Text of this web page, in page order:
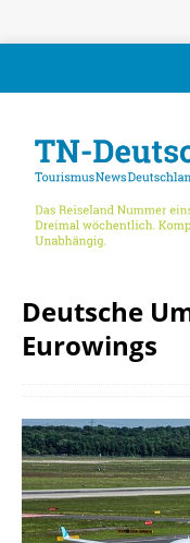
Deutsche
Eurowings